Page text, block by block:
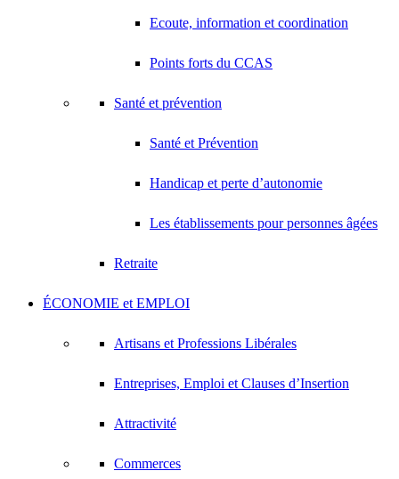
Ecoute, information et coordination
Points forts du CCAS
Santé et prévention
Santé et Prévention
Handicap et perte d’autonomie
Les établissements pour personnes âgées
Retraite
ÉCONOMIE et EMPLOI
Artisans et Professions Libérales
Entreprises, Emploi et Clauses d’Insertion
Attractivité
Commerces